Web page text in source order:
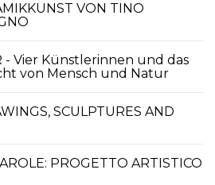
VON TINO
- Vier Künstlerinnen und das
von Mensch und Natur
SCULPTURES AND
PROGETTO ARTISTICO